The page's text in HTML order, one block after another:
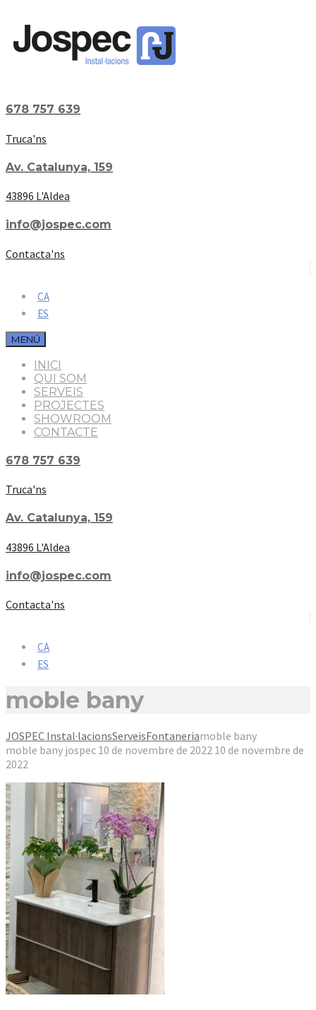
678 757 639
Truca'ns
Av. Catalunya, 159
43896 L'Aldea
info@jospec.com
Contacta'ns
CA
ES
MENÚ
INICI
QUI SOM
SERVEIS
PROJECTES
SHOWROOM
CONTACTE
678 757 639
Truca'ns
Av. Catalunya, 159
43896 L'Aldea
info@jospec.com
Contacta'ns
CA
ES
moble bany
JOSPEC Instal·lacionsServeisFontaneriamoble bany
moble bany jospec 10 de novembre de 2022 10 de novembre de
2022